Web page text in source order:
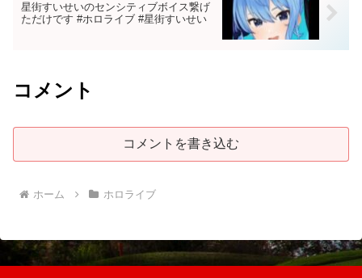
星街すいせいのセンシティブボイス繋げ
ただけです #ホロライブ #星街すいせい
コメント
コメントを書き込む
ホーム ホロライブ